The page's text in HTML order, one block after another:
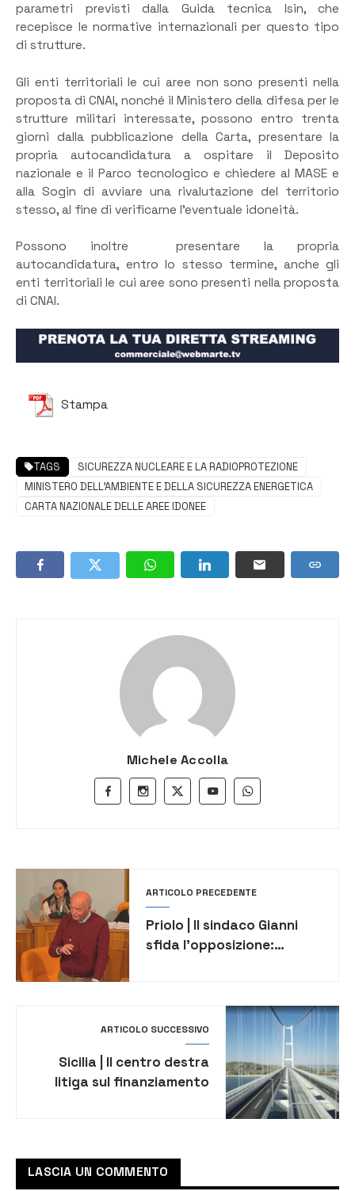
parametri previsti dalla Guida tecnica Isin, che
recepisce le normative internazionali per questo tipo
di strutture.
Gli enti territoriali le cui aree non sono presenti nella
proposta di CNAI, nonché il Ministero della difesa per le
strutture militari interessate, possono entro trenta
giorni dalla pubblicazione della Carta, presentare la
propria autocandidatura a ospitare il Deposito
nazionale e il Parco tecnologico e chiedere al MASE e
alla Sogin di avviare una rivalutazione del territorio
stesso, al fine di verificarne l’eventuale idoneità.
Possono inoltre presentare la propria
autocandidatura, entro lo stesso termine, anche gli
enti territoriali le cui aree sono presenti nella proposta
di CNAI.
Stampa
TAGS
SICUREZZA NUCLEARE E LA RADIOPROTEZIONE
MINISTERO DELL’AMBIENTE E DELLA SICUREZZA ENERGETICA
CARTA NAZIONALE DELLE AREE IDONEE
Michele Accolla
ARTICOLO PRECEDENTE
Priolo | Il sindaco Gianni
sfida l’opposizione:
ARTICOLO SUCCESSIVO
Sicilia | Il centro destra
litiga sul finanziamento
LASCIA UN COMMENTO